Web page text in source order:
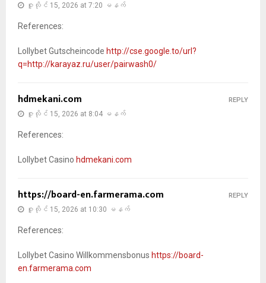
ဇူလိုင် 15, 2026 at 7:20 မနက်
References:
Lollybet Gutscheincode http://cse.google.to/url?
q=http://karayaz.ru/user/pairwash0/
hdmekani.com
ဇူလိုင် 15, 2026 at 8:04 မနက်
References:
Lollybet Casino hdmekani.com
REPLY
https://board-en.farmerama.com
ဇူလိုင် 15, 2026 at 10:30 မနက်
References:
Lollybet Casino Willkommensbonus https://board-
en.farmerama.com
REPLY